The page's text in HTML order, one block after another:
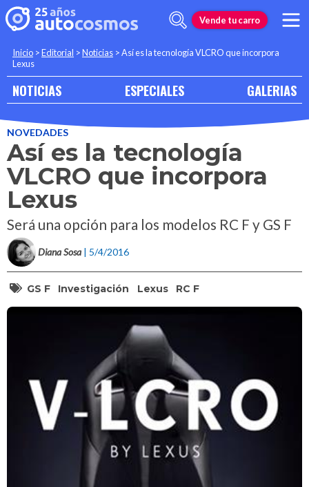
Vende tu carro
Inicio >Editorial >Noticias >Así es la tecnología VLCRO que incorpora
Lexus
NOTICIAS ESPECIALES GALERIAS
NOVEDADES
Así es la tecnología
VLCRO que incorpora
Lexus
Será una opción para los modelos RC F y GS F
Diana Sosa | 5/4/2016
GS F Investigación Lexus RC F